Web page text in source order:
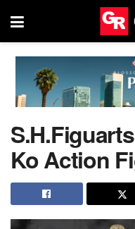
Ko Action